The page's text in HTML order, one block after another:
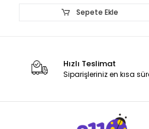
Sepete Ekle
Hızlı Teslimat
Siparişleriniz en kısa